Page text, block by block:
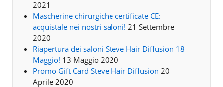
2021
Mascherine chirurgiche certificate CE:
acquistale nei nostri saloni! 21 Settembre
2020
Riapertura dei saloni Steve Hair Diffusion 18
Maggio! 13 Maggio 2020
Promo Gift Card Steve Hair Diffusion 20
Aprile 2020